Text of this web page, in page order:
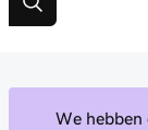
We hebben